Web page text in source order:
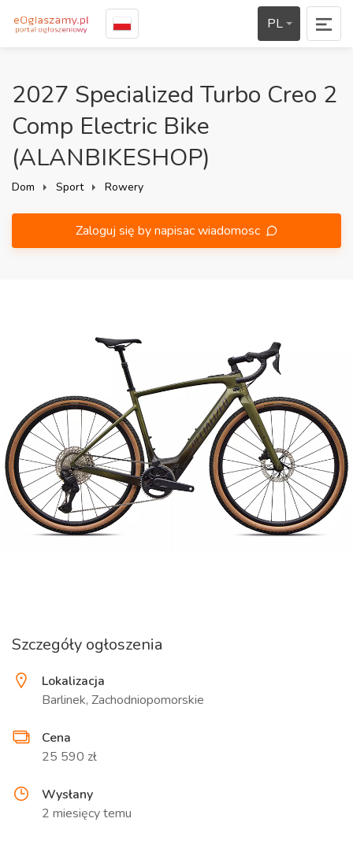
PL
2027 Specialized Turbo Creo 2
Comp Electric Bike
(ALANBIKESHOP)
Dom Sport Rowery
Zaloguj się by napisac wiadomosc
Szczegóły ogłoszenia
Lokalizacja
Barlinek, Zachodniopomorskie
Cena
25 590 zł
Wysłany
2 miesięcy temu